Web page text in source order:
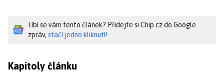
Líbí se vám tento článek? Přidejte si Chip.cz do Google
zpráv, stačí jedno kliknutí!
Kapitoly článku